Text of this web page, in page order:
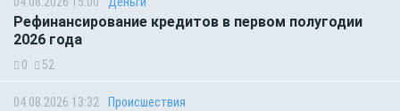
Рефинансирование кредитов в первом полугодии
2026 года
0 52
04.08.2026 13:32 Происшествия